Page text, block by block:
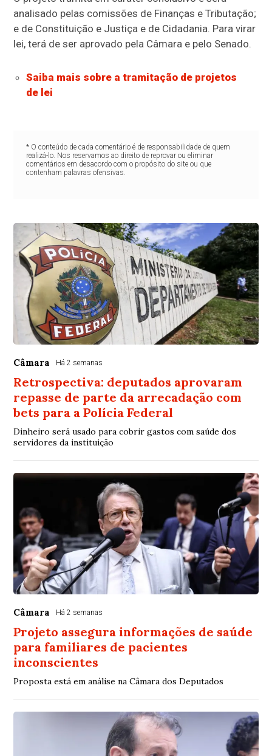
analisado pelas comissões de Finanças e Tributação;
e de Constituição e Justiça e de Cidadania. Para virar
lei, terá de ser aprovado pela Câmara e pelo Senado.
Saiba mais sobre a tramitação de projetos
de lei
* O conteúdo de cada comentário é de responsabilidade de quem
realizá-lo. Nos reservamos ao direito de reprovar ou eliminar
comentários em desacordo com o propósito do site ou que
contenham palavras ofensivas.
Câmara Há 2 semanas
Retrospectiva: deputados aprovaram
repasse de parte da arrecadação com
bets para a Polícia Federal
Dinheiro será usado para cobrir gastos com saúde dos
servidores da instituição
Câmara Há 2 semanas
Projeto assegura informações de saúde
para familiares de pacientes
inconscientes
Proposta está em análise na Câmara dos Deputados